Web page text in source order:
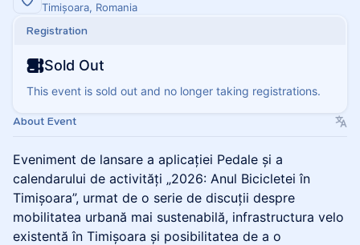
Timișoara, Romania
Registration
Sold Out
This event is sold out and no longer taking registrations.
About Event
Eveniment de lansare a aplicației Pedale și a
calendarului de activități „2026: Anul Bicicletei în
Timișoara”, urmat de o serie de discuții despre
mobilitatea urbană mai sustenabilă, infrastructura velo
existentă în Timișoara și posibilitatea de a o